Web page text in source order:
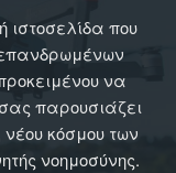
ιστοσελίδα που
να
παρουσιάζει
νέου κόσμου των
νοημοσύνης.